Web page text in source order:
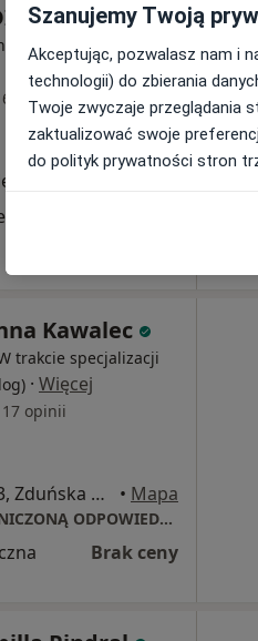
Ginekologia
630 opinii
Kawalec
trakcie specjalizacji
· Więcej
17 opinii
Jarosława Dąbrowskiego 13, Zduńska Wola • Mapa
OPTIMAMED SPÓŁKA Z OGRANICZONĄ ODPOWIEDZIALNOŚCIĄ
Brak ceny
Szanujemy Twoją
Akceptując, pozwalasz nam i
technologii) do zbierania
Twoje zwyczaje przeglądania
zaktualizować swoje
do polityk prywatności stron